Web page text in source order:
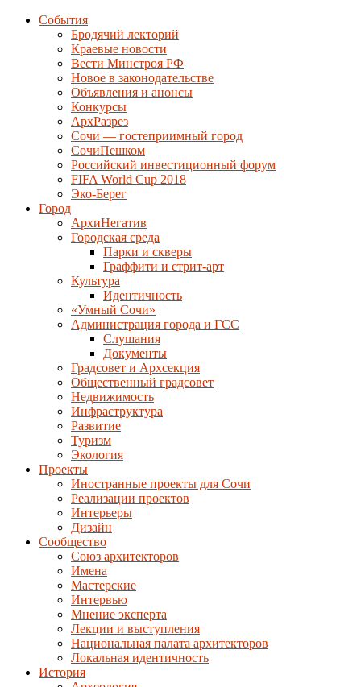
События
Бродячий лекторий
Краевые новости
Вести Минстроя РФ
Новое в законодательстве
Объявления и анонсы
Конкурсы
АрхРазрез
Сочи — гостеприимный город
СочиПешком
Российский инвестиционный форум
FIFA World Cup 2018
Эко-Берег
Город
АрхиНегатив
Городская среда
Парки и скверы
Граффити и стрит-арт
Культура
Идентичность
«Умный Сочи»
Администрация города и ГСС
Слушания
Документы
Градсовет и Архсекция
Общественный градсовет
Недвижимость
Инфраструктура
Развитие
Туризм
Экология
Проекты
Иностранные проекты для Сочи
Реализации проектов
Интерьеры
Дизайн
Сообщество
Союз архитекторов
Имена
Мастерские
Интервью
Мнение эксперта
Лекции и выступления
Национальная палата архитекторов
Локальная идентичность
История